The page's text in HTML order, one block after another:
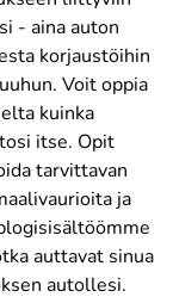
- aina auton
korjaustöihin
Voit oppia
kuinka
itse. Opit
tarvittavan
ja
auttavat sinua
autollesi.